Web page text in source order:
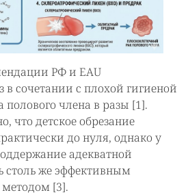
РФ и EAU
сочетании с плохой гигиеной
члена в разы [1].
что детское обрезание
до нуля, однако у
адекватной
столь же эффективным
[3].